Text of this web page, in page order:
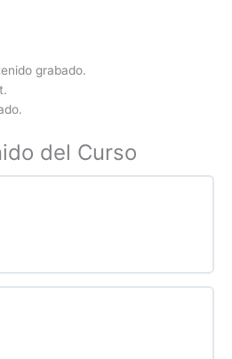
grabado.
del Curso